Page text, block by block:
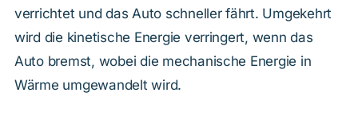
verrichtet und das Auto schneller fährt. Umgekehrt
wird die kinetische Energie verringert, wenn das
Auto bremst, wobei die mechanische Energie in
Wärme umgewandelt wird.